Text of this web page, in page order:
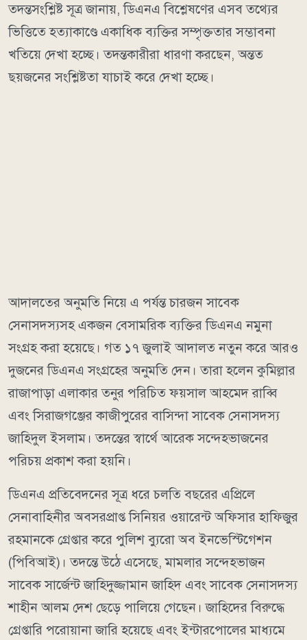
তদন্তসংশ্লিষ্ট সূত্র জানায়, ডিএনএ বিশ্লেষণের এসব তথ্যের
ভিত্তিতে হত্যাকাণ্ডে একাধিক ব্যক্তির সম্পৃক্ততার সম্ভাবনা
খতিয়ে দেখা হচ্ছে। তদন্তকারীরা ধারণা করছেন, অন্তত
ছয়জনের সংশ্লিষ্টতা যাচাই করে দেখা হচ্ছে।
আদালতের অনুমতি নিয়ে এ পর্যন্ত চারজন সাবেক
সেনাসদস্যসহ একজন বেসামরিক ব্যক্তির ডিএনএ নমুনা
সংগ্রহ করা হয়েছে। গত ১৭ জুলাই আদালত নতুন করে আরও
দুজনের ডিএনএ সংগ্রহের অনুমতি দেন। তারা হলেন কুমিল্লার
রাজাপাড়া এলাকার তনুর পরিচিত ফয়সাল আহমেদ রাব্বি
এবং সিরাজগঞ্জের কাজীপুরের বাসিন্দা সাবেক সেনাসদস্য
জাহিদুল ইসলাম। তদন্তের স্বার্থে আরেক সন্দেহভাজনের
পরিচয় প্রকাশ করা হয়নি।
ডিএনএ প্রতিবেদনের সূত্র ধরে চলতি বছরের এপ্রিলে
সেনাবাহিনীর অবসরপ্রাপ্ত সিনিয়র ওয়ারেন্ট অফিসার হাফিজুর
রহমানকে গ্রেপ্তার করে পুলিশ ব্যুরো অব ইনভেস্টিগেশন
(পিবিআই)। তদন্তে উঠে এসেছে, মামলার সন্দেহভাজন
সাবেক সার্জেন্ট জাহিদুজ্জামান জাহিদ এবং সাবেক সেনাসদস্য
শাহীন আলম দেশ ছেড়ে পালিয়ে গেছেন। জাহিদের বিরুদ্ধে
গ্রেপ্তারি পরোয়ানা জারি হয়েছে এবং ইন্টারপোলের মাধ্যমে